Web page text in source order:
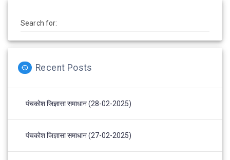
Search for:
Recent Posts
पंचकोश जिज्ञासा समाधान (28-02-2025)
पंचकोश जिज्ञासा समाधान (27-02-2025)